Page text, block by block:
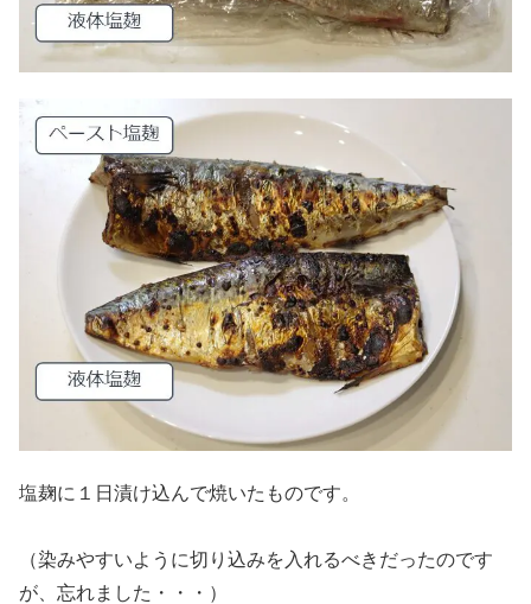
塩麹に１日漬け込んで焼いたものです。
（染みやすいように切り込みを入れるべきだったのです
が、忘れました・・・）